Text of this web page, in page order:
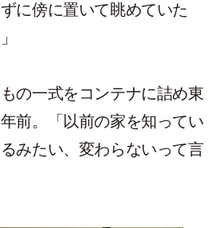
に傍に置いて眺めていた
の一式をコンテナに詰め東
前。「以前の家を知ってい
みたい、変わらないって言